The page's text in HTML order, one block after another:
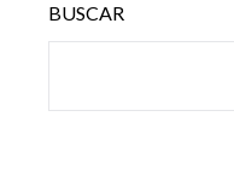
BUSCAR